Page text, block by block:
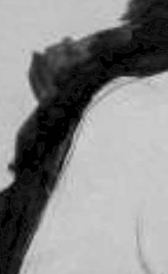
posicionamiento del Beto
emparchado provisoriamente por
pase. Ya debutó Del Pino
al funcionamiento buscado. El
es poco después del arranque
más la confianza. El viernes que
en la revancha de los octavos de
y terminar de generar una buena
la ilusión después de los últimos